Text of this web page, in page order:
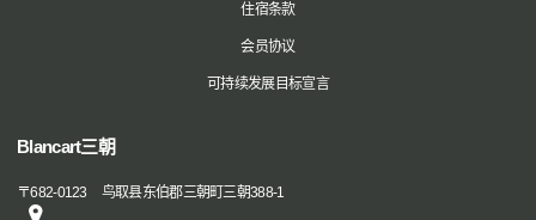
住宿条款
会员协议
可持续发展目标宣言
Blancart三朝
〒682-0123 鸟取县东伯郡三朝町三朝388-1